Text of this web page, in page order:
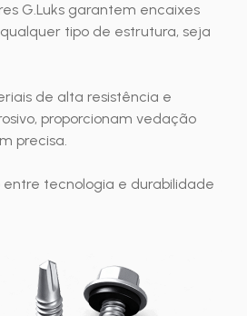
G.Luks garantem encaixes
tipo de estrutura, seja
de alta resistência e
proporcionam vedação
precisa.
entre tecnologia e durabilidade